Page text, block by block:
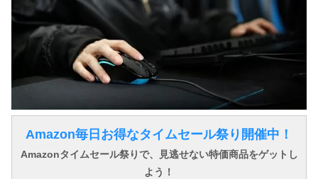
Amazon毎日お得なタイムセール祭り開催中！
Amazonタイムセール祭りで、見逃せない特価商品をゲットし
よう！